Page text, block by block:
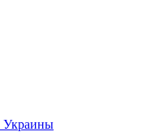
Украины